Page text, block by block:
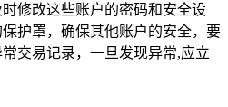
修改这些账户的密码和安全设
护罩，确保其他账户的安全，要
交易记录，一旦发现异常,应立